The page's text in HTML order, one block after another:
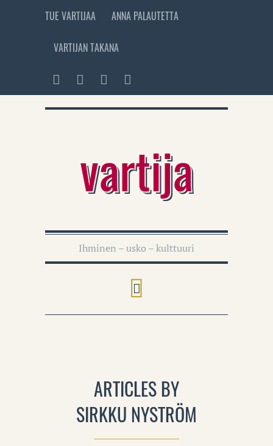
TUE VARTIJAA ANNA PALAUTETTA
VARTIJAN TAKANA
vartija
Ihminen – usko – kulttuuri
ARTICLES BY
SIRKKU NYSTRÖM